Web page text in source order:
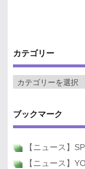
カテゴリー
ブックマーク
【ニュース】
【ニュース】